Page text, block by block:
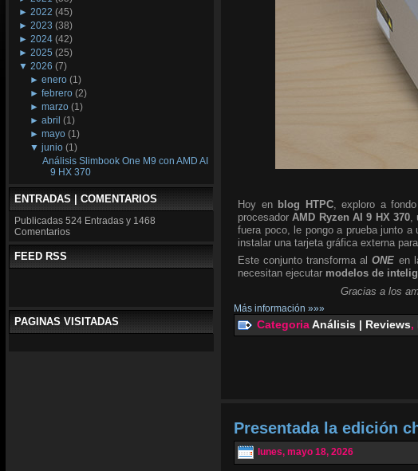
► 2022 (45)
► 2023 (38)
► 2024 (42)
► 2025 (25)
▼ 2026 (7)
►enero (1)
►febrero (2)
►marzo (1)
►abril (1)
►mayo (1)
▼junio (1)
Análisis Slimbook One M9 con AMD AI
9 HX 370
ENTRADAS | COMENTARIOS
Publicadas 524 Entradas y 1468
Comentarios
FEED RSS
PAGINAS VISITADAS
Hoy en blog HTPC, exploro a
procesadorAMD Ryzen AI 9 HX 370
fuera poco, le pongo a prueba junto a
instalar una tarjeta gráfica externa
Este conjunto transforma alONE en
necesitan ejecutar modelos de
Gracias a los
Más información »»»
CategoriaAnálisis | Reviews,
Presentada la edición
lunes, mayo 18, 2026